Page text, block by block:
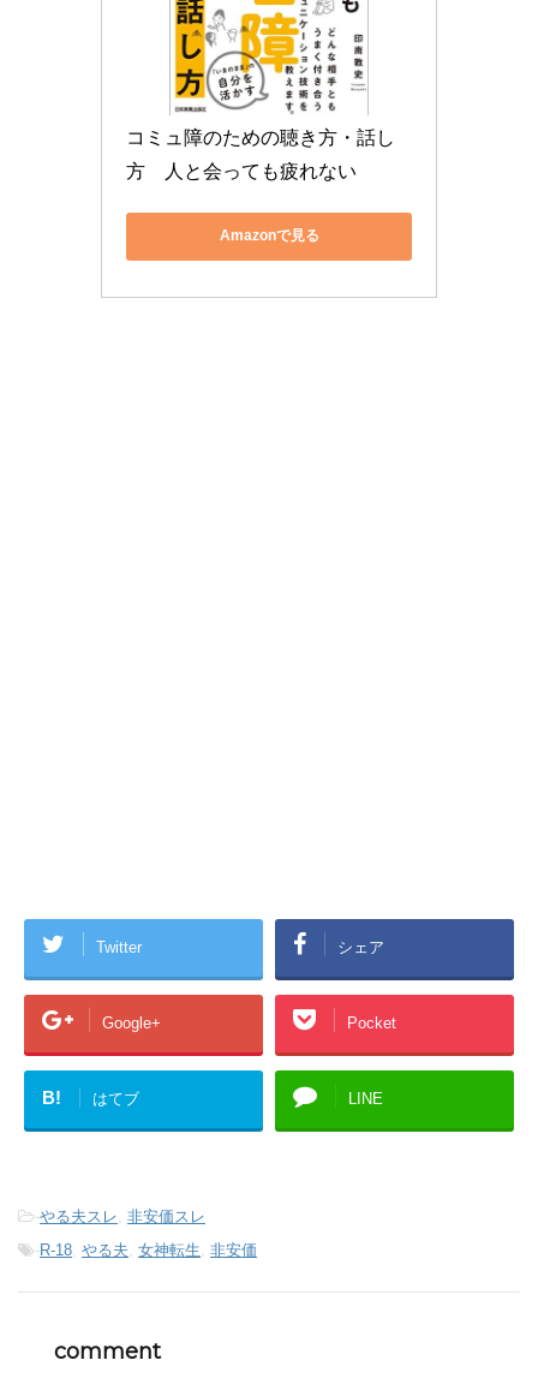
コミュ障のための聴き方・話し
方　人と会っても疲れない
Amazonで見る
Twitter シェア
Google+ Pocket
B! はてブ LINE
-やる夫スレ 非安価スレ
-R-18 やる夫 女神転生 非安価
comment